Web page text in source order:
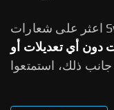
دون أي تعديلات أو